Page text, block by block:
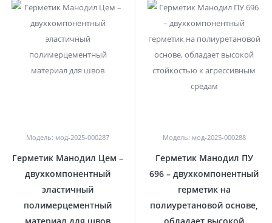
Модель: мод-2025-000287
Герметик Манодил Цем –
двухкомпонентный
эластичный
полимерцементный
Модель: мод-2025-000288
Герметик Манодил ПУ
696 – двухкомпонентный
герметик на
полиуретановой основе,